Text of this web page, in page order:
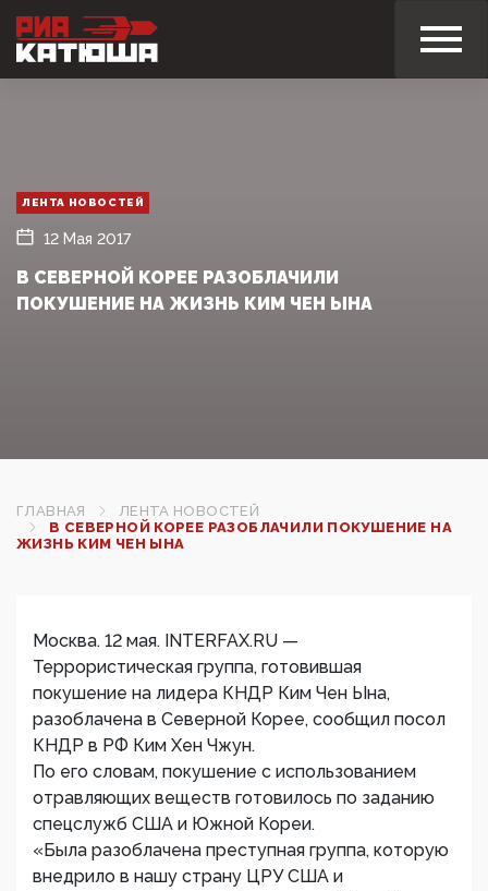
ЛЕНТА НОВОСТЕЙ
12 Мая 2017
В СЕВЕРНОЙ КОРЕЕ РАЗОБЛАЧИЛИ
ПОКУШЕНИЕ НА ЖИЗНЬ КИМ ЧЕН ЫНА
ГЛАВНАЯ
ЛЕНТА НОВОСТЕЙ
В СЕВЕРНОЙ КОРЕЕ РАЗОБЛАЧИЛИ ПОКУШЕНИЕ НА
ЖИЗНЬ КИМ ЧЕН ЫНА
Москва. 12 мая. INTERFAX.RU —
Террористическая группа, готовившая
покушение на лидера КНДР Ким Чен Ына,
разоблачена в Северной Корее, сообщил посол
КНДР в РФ Ким Хен Чжун.
По его словам, покушение с использованием
отравляющих веществ готовилось по заданию
спецслужб США и Южной Кореи.
«Была разоблачена преступная группа, которую
внедрило в нашу страну ЦРУ США и